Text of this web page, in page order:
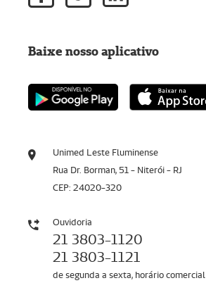
Unimed Leste Fluminense
Rua Dr. Borman, 51 - Niterói - RJ
CEP: 24020-320
Ouvidoria
21 3803-1120
21 3803-1121
de segunda a sexta, horário comercial
Baixe nosso aplicativo